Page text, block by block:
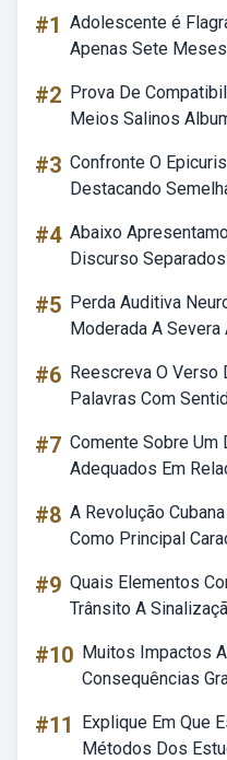
#1 Adolescente é
Apenas Sete
#2 Prova De
Meios Salinos
#3 Confronte O
Destacando
#4 Abaixo
Discurso
#5 Perda Auditiva
Moderada A
#6 Reescreva O Verso
Palavras Com
#7 Comente Sobre Um
Adequados Em
#8 A Revolução
Como Principal
#9 Quais Elementos
Trânsito A
#10 Muitos Impactos
Consequências
#11
Explique Em Que
Métodos Dos